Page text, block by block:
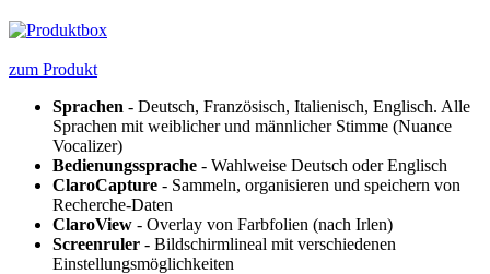
zum Produkt
Sprachen - Deutsch, Französisch, Italienisch, Englisch. Alle
Sprachen mit weiblicher und männlicher Stimme (Nuance
Vocalizer)
Bedienungssprache - Wahlweise Deutsch oder Englisch
ClaroCapture - Sammeln, organisieren und speichern von
Recherche-Daten
ClaroView - Overlay von Farbfolien (nach Irlen)
Screenruler - Bildschirmlineal mit verschiedenen
Einstellungsmöglichkeiten